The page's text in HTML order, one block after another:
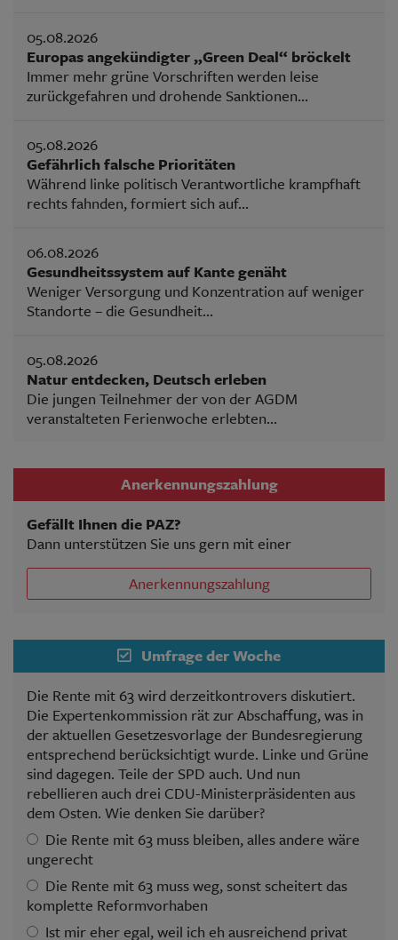
05.08.2026
Europas angekündigter „Green Deal“ bröckelt
Immer mehr grüne Vorschriften werden leise
zurückgefahren und drohende Sanktionen...
05.08.2026
Gefährlich falsche Prioritäten
Während linke politisch Verantwortliche krampfhaft
rechts fahnden, formiert sich auf...
06.08.2026
Gesundheitssystem auf Kante genäht
Weniger Versorgung und Konzentration auf weniger
Standorte – die Gesundheit...
05.08.2026
Natur entdecken, Deutsch erleben
Die jungen Teilnehmer der von der AGDM
veranstalteten Ferienwoche erlebten...
Anerkennungszahlung
Gefällt Ihnen die PAZ?
Dann unterstützen Sie uns gern mit einer
Anerkennungszahlung
Umfrage der Woche
Die Rente mit 63 wird derzeitkontrovers diskutiert.
Die Expertenkommission rät zur Abschaffung, was in
der aktuellen Gesetzesvorlage der Bundesregierung
entsprechend berücksichtigt wurde. Linke und Grüne
sind dagegen. Teile der SPD auch. Und nun
rebellieren auch drei CDU-Ministerpräsidenten aus
dem Osten. Wie denken Sie darüber?
Die Rente mit 63 muss bleiben, alles andere wäre
ungerecht
Die Rente mit 63 muss weg, sonst scheitert das
komplette Reformvorhaben
Ist mir eher egal, weil ich eh ausreichend privat